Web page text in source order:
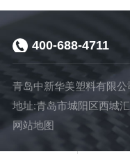
400-688-4711
青岛中新华美塑料有限
地址:青岛市城阳区西城
网站地图